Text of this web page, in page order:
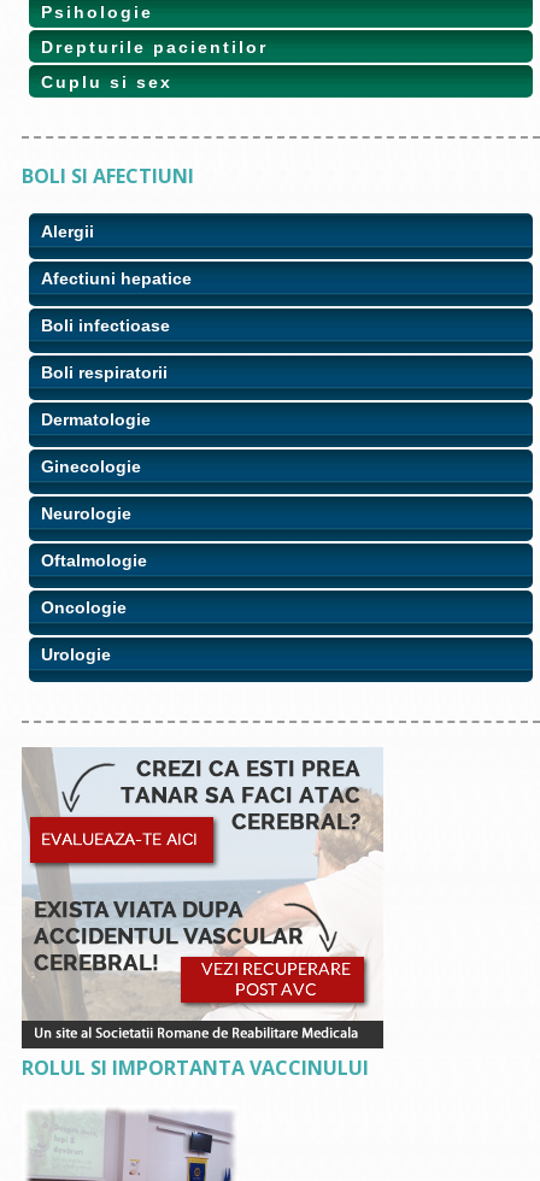
Psihologie
Drepturile pacientilor
Cuplu si sex
BOLI SI AFECTIUNI
Alergii
Afectiuni hepatice
Boli infectioase
Boli respiratorii
Dermatologie
Ginecologie
Neurologie
Oftalmologie
Oncologie
Urologie
ROLUL SI IMPORTANTA VACCINULUI